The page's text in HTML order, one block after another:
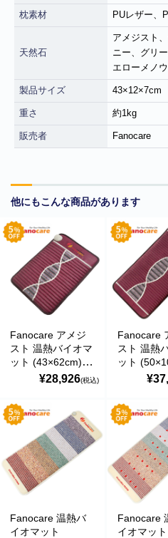
枕素材 PUレザー、
天然石
アメジスト
ニー、グリ
エローメノ
製品サイズ 43×12×7cm
重さ 約1kg
販売者 Fanocare
他にもこんな商品があります
Fanocare アメジ
スト 温熱バイオマ
ット (43×62cm) H
Noble Mini Pad
スイオン・遠赤外
線ストーンマット
パワーストーン ヒ
ーティングパッド
¥28,926(税込)
Fanocare
スト 温熱
ット
H Noble
イナスイオ
赤外線ス
ット パワ
ン ヒーテ
ッド
Fanocare 温熱バ
イオマット
Fanocare
イオマット